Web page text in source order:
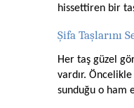
hissettiren bir
Şifa Taşlarını
Her taş güzel
vardır.
sunduğu o ham